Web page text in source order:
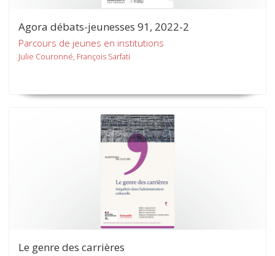
Agora débats-jeunesses 91, 2022-2
Parcours de jeunes en institutions
Julie Couronné, François Sarfati
Le genre des carrières